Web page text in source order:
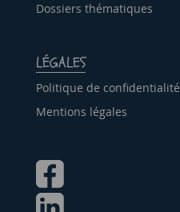
Dossiers thématiques
LÉGALES
Politique de confidentialité
Mentions légales